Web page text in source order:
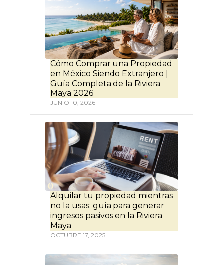
Cómo Comprar una Propiedad
en México Siendo Extranjero |
Guía Completa de la Riviera
Maya 2026
JUNIO 10, 2026
Alquilar tu propiedad mientras
no la usas: guía para generar
ingresos pasivos en la Riviera
Maya
OCTUBRE 17, 2025